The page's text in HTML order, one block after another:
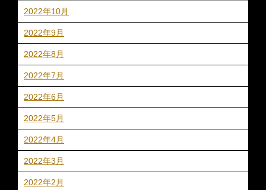
2022年10月
2022年9月
2022年8月
2022年7月
2022年6月
2022年5月
2022年4月
2022年3月
2022年2月